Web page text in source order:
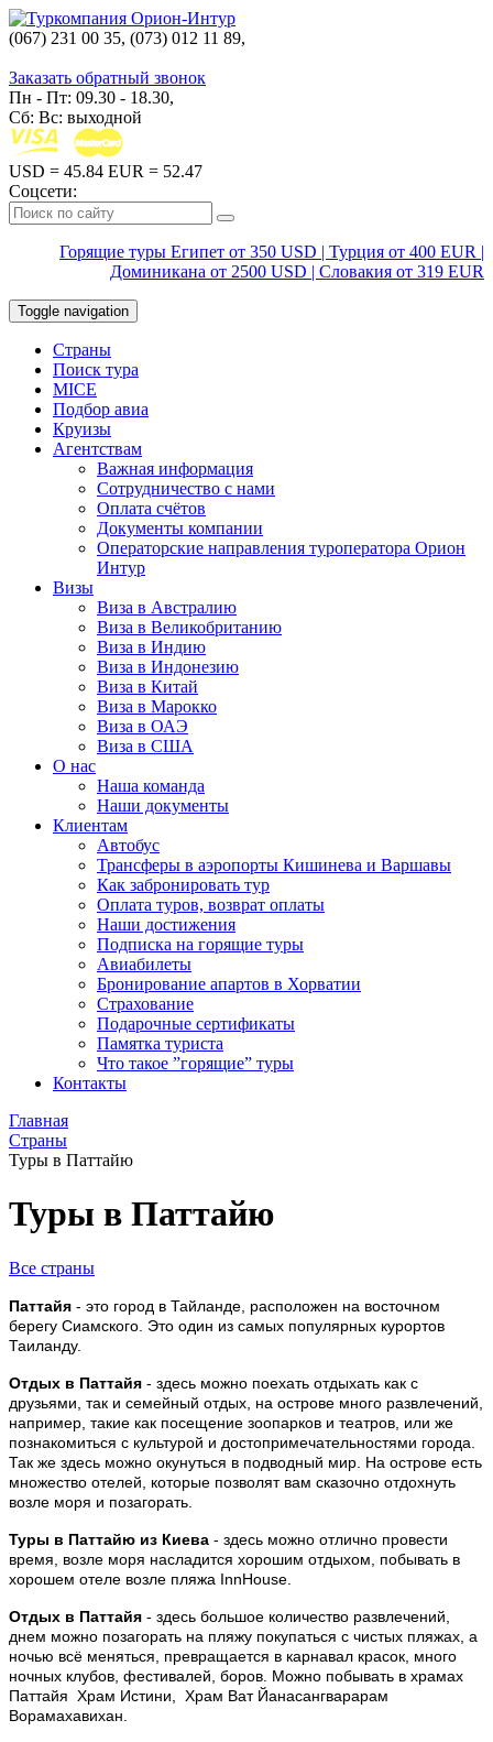
(067) 231 00 35, (073) 012 11 89,
Заказать обратный звонок
Пн - Пт: 09.30 - 18.30,
Сб: Вс: выходной
USD = 45.84 EUR = 52.47
Соцсети:
Горящие туры Египет от 350 USD | Турция от 400 EUR |
Доминикана от 2500 USD | Словакия от 319 EUR
Toggle navigation
Страны
Поиск тура
MICE
Подбор авиа
Круизы
Агентствам
Важная информация
Сотрудничество с нами
Оплата счётов
Документы компании
Операторские направления туроператора Орион
Интур
Визы
Виза в Австралию
Виза в Великобританию
Виза в Индию
Виза в Индонезию
Виза в Китай
Виза в Марокко
Виза в ОАЭ
Виза в США
О нас
Наша команда
Наши документы
Клиентам
Автобус
Трансферы в аэропорты Кишинева и Варшавы
Как забронировать тур
Оплата туров, возврат оплаты
Наши достижения
Подписка на горящие туры
Авиабилеты
Бронирование апартов в Хорватии
Страхование
Подарочные сертификаты
Памятка туриста
Что такое ”горящие” туры
Контакты
Главная
Страны
Туры в Паттайю
Туры в Паттайю
Все страны
Паттайя - это город в Тайланде, расположен на восточном
берегу Сиамского. Это один из самых популярных курортов
Таиланду.
Отдых в Паттайя - здесь можно поехать отдыхать как с
друзьями, так и семейный отдых, на острове много развлечений,
например, такие как посещение зоопарков и театров, или же
познакомиться с культурой и достопримечательностями города.
Так же здесь можно окунуться в подводный мир. На острове есть
множество отелей, которые позволят вам сказочно отдохнуть
возле моря и позагорать.
Туры в Паттайю из Киева - здесь можно отлично провести
время, возле моря насладится хорошим отдыхом, побывать в
хорошем отеле возле пляжа InnHouse.
Отдых в Паттайя - здесь большое количество развлечений,
днем можно позагорать на пляжу покупаться с чистых пляжах, а
ночью всё меняться, превращается в карнавал красок, много
ночных клубов, фестивалей, боров. Можно побывать в храмах
Паттайя Храм Истини, Храм Ват Йанасангварарам
Ворамахавихан.